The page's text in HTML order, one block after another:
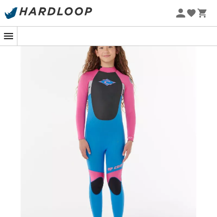
Sommarerbjudanden 🔥 -5 % EXTRA vid köp av 2 produkter*